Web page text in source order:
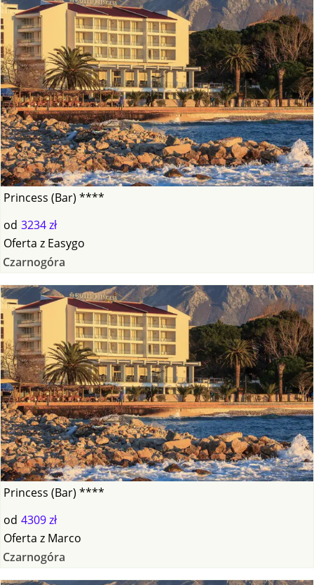
Princess (Bar) ****
od 3234 zł
Oferta z Easygo
Czarnogóra
Princess (Bar) ****
od 4309 zł
Oferta z Marco
Czarnogóra